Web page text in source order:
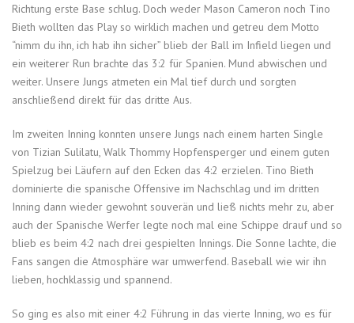
Richtung erste Base schlug. Doch weder Mason Cameron noch Tino
Bieth wollten das Play so wirklich machen und getreu dem Motto
“nimm du ihn, ich hab ihn sicher” blieb der Ball im Infield liegen und
ein weiterer Run brachte das 3:2 für Spanien. Mund abwischen und
weiter. Unsere Jungs atmeten ein Mal tief durch und sorgten
anschließend direkt für das dritte Aus.
Im zweiten Inning konnten unsere Jungs nach einem harten Single
von Tizian Sulilatu, Walk Thommy Hopfensperger und einem guten
Spielzug bei Läufern auf den Ecken das 4:2 erzielen. Tino Bieth
dominierte die spanische Offensive im Nachschlag und im dritten
Inning dann wieder gewohnt souverän und ließ nichts mehr zu, aber
auch der Spanische Werfer legte noch mal eine Schippe drauf und so
blieb es beim 4:2 nach drei gespielten Innings. Die Sonne lachte, die
Fans sangen die Atmosphäre war umwerfend. Baseball wie wir ihn
lieben, hochklassig und spannend.
So ging es also mit einer 4:2 Führung in das vierte Inning, wo es für